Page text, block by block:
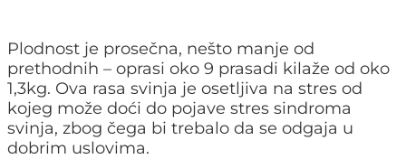
Plodnost je prosečna, nešto manje od
prethodnih – oprasi oko 9 prasadi kilaže od oko
1,3kg. Ova rasa svinja je osetljiva na stres od
kojeg može doći do pojave stres sindroma
svinja, zbog čega bi trebalo da se odgaja u
dobrim uslovima.